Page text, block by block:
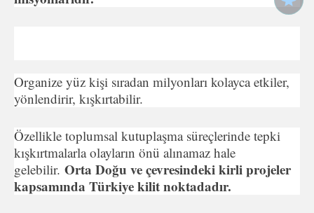
Organize yüz kişi sıradan milyonları kolayca etkiler,
yönlendirir, kışkırtabilir.
Özellikle toplumsal kutuplaşma süreçlerinde tepki
kışkırtmalarla olayların önü alınamaz hale
gelebilir. Orta Doğu ve çevresindeki kirli projeler
kapsamında Türkiye kilit noktadadır.